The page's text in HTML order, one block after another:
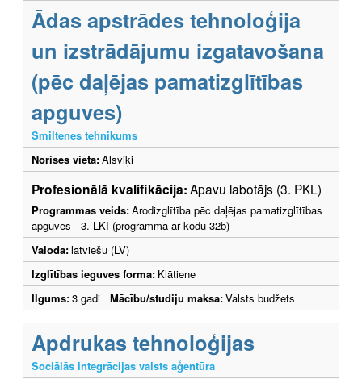
Ādas apstrādes tehnoloģija
un izstrādājumu izgatavošana
(pēc daļējas pamatizglītības
apguves)
Smiltenes tehnikums
Norises vieta:Alsviķi
Profesionālā kvalifikācija:Apavu labotājs (3. PKL)
Programmas veids:Arodizglītība pēc daļējas pamatizglītības
apguves - 3. LKI (programma ar kodu 32b)
Valoda:latviešu (LV)
Izglītības ieguves forma: Klātiene
Ilgums:3 gadi Mācību/studiju maksa:Valsts budžets
Apdrukas tehnoloģijas
Sociālās integrācijas valsts aģentūra